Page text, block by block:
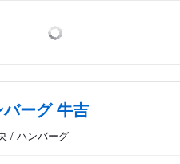
ーグ 牛吉
/ ハンバーグ